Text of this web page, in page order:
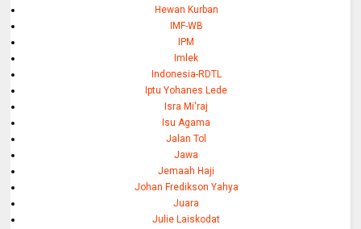
Hewan Kurban
IMF-WB
IPM
Imlek
Indonesia-RDTL
Iptu Yohanes Lede
Isra Mi'raj
Isu Agama
Jalan Tol
Jawa
Jemaah Haji
Johan Fredikson Yahya
Juara
Julie Laiskodat